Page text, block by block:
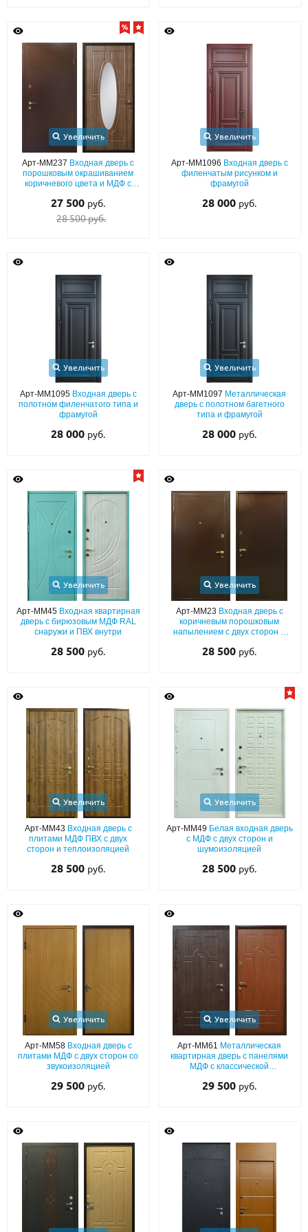
Увеличить
Арт-ММ237 Входная дверь с
порошковым окрашиванием
коричневого цвета и МДФ с
27 500 руб.
28 500 руб.
Увеличить
Арт-ММ1096 Входная дверь с
филенчатым рисунком и
фрамугой
28 000 руб.
Увеличить
Арт-ММ1095 Входная дверь с
полотном филенчатого типа и
фрамугой
28 000 руб.
Увеличить
Арт-ММ1097 Металлическая
дверь с полотном багетного
типа и фрамугой
28 000 руб.
Увеличить
Арт-ММ45 Входная квартирная
дверь с бирюзовым МДФ RAL
снаружи и ПВХ внутри
28 500 руб.
Увеличить
Арт-ММ23 Входная дверь с
коричневым порошковым
напылением с двух сторон и
28 500 руб.
Увеличить
Арт-ММ43 Входная дверь с
плитами МДФ ПВХ с двух
сторон и теплоизоляцией
28 500 руб.
Увеличить
Арт-ММ49 Белая входная дверь
с МДФ с двух сторон и
шумоизоляцией
28 500 руб.
Увеличить
Арт-ММ58 Входная дверь с
плитами МДФ с двух сторон со
звукоизоляцией
29 500 руб.
Увеличить
Арт-ММ61 Металлическая
квартирная дверь с панелями
МДФ с классической
29 500 руб.